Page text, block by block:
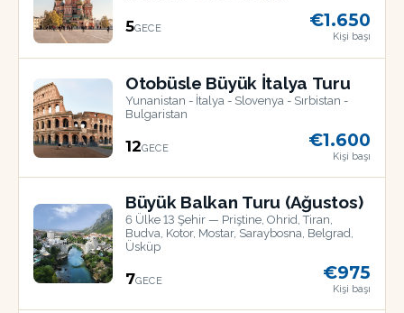
18
5GECE €1.650
Kişi başı
17
Otobüsle Büyük İtalya Turu
Yunanistan - İtalya - Slovenya - Sırbistan -
Bulgaristan
12GECE €1.600
Kişi başı
Büyük Balkan Turu (Ağustos)
6 Ülke 13 Şehir — Priştine, Ohrid, Tiran,
Budva, Kotor, Mostar, Saraybosna, Belgrad,
Üsküp
7GECE €975
Kişi başı